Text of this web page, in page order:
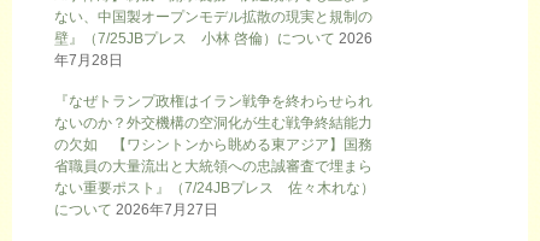
ない、中国製オープンモデル拡散の現実と規制の
壁』（7/25JBプレス 小林 啓倫）について 2026
年7月28日
『なぜトランプ政権はイラン戦争を終わらせられ
ないのか？外交機構の空洞化が生む戦争終結能力
の欠如 【ワシントンから眺める東アジア】国務
省職員の大量流出と大統領への忠誠審査で埋まら
ない重要ポスト』（7/24JBプレス 佐々木れな）
について 2026年7月27日